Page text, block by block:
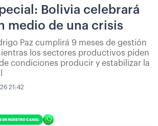
Bolivia celebrará
medio de una crisis
Paz cumplirá 9 meses de gestión
los sectores productivos piden
condiciones producir y estabilizar la
21:42